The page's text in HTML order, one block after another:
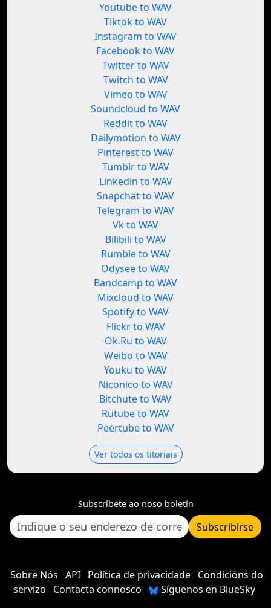
Youtube to WAV
Tiktok to WAV
Instagram to WAV
Facebook to WAV
Twitter to WAV
Twitch to WAV
Vimeo to WAV
Soundcloud to WAV
Reddit to WAV
Dailymotion to WAV
Pinterest to WAV
Tumblr to WAV
Linkedin to WAV
Snapchat to WAV
Telegram to WAV
Vk to WAV
Bilibili to WAV
Rumble to WAV
Odysee to WAV
Bandcamp to WAV
Mixcloud to WAV
Spotify to WAV
Flickr to WAV
Ok.Ru to WAV
Weibo to WAV
Youku to WAV
Niconico to WAV
Bitchute to WAV
Rutube to WAV
Peertube to WAV
Ver todos os titoriais
Subscríbete ao noso boletín
Subscribirse
Sobre Nós API Política de privacidade Condicións do
servizo
Contacta connosco
Síguenos en BlueSky